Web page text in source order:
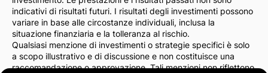
indicativi di risultati futuri. I risultati degli investimenti possono
variare in base alle circostanze individuali, inclusa la
situazione finanziaria e la tolleranza al rischio.
Qualsiasi menzione di investimenti o strategie specifici è solo
a scopo illustrativo e di discussione e non costituisce una
raccomandazione o approvazione. Tali menzioni non riflettono